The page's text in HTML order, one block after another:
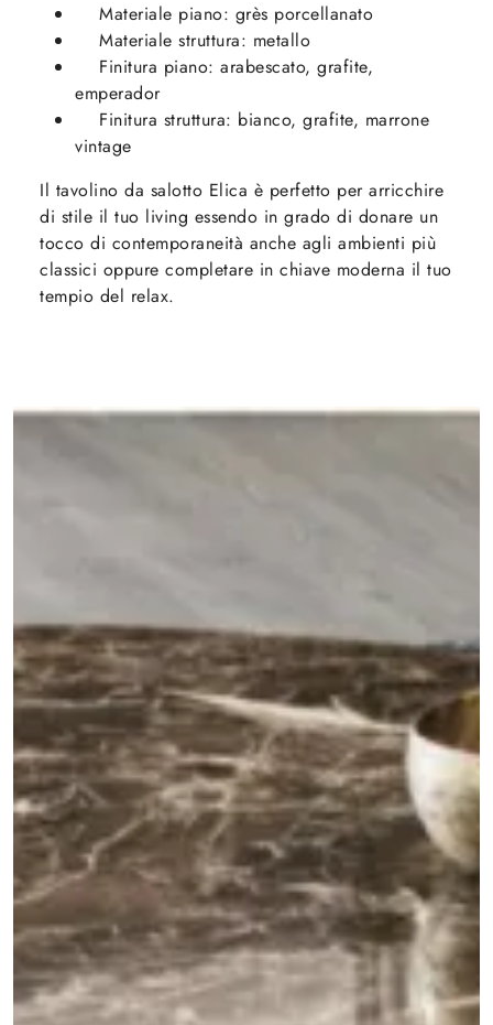
Materiale piano: grès porcellanato
Materiale struttura: metallo
Finitura piano: arabescato, grafite,
emperador
Finitura struttura: bianco, grafite, marrone
vintage
Il tavolino da salotto Elica è perfetto per arricchire
di stile il tuo living essendo in grado di donare un
tocco di contemporaneità anche agli ambienti più
classici oppure completare in chiave moderna il tuo
tempio del relax.